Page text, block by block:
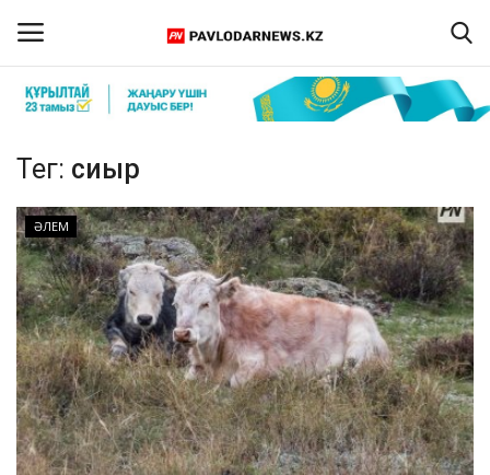
Тіркелу
Бізбен байланыс
ПАВЛОДАР ОБЛЫСЫ
ҚАЗАҚСТАН
ӘЛЕМ
Тег: сиыр
ӘЛЕМ